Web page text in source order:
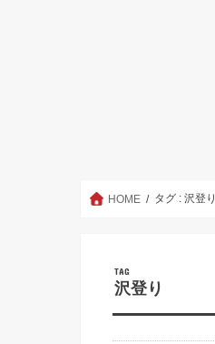
HOME タグ : 沢登り
TAG
沢登り